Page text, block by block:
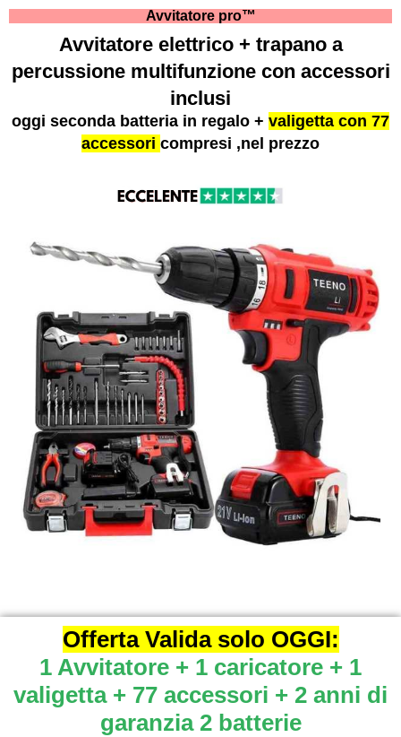
Avvitatore pro™
Avvitatore elettrico + trapano a
percussione multifunzione con accessori
inclusi
oggi seconda batteria in regalo + valigetta con 77
accessori compresi ,nel prezzo
Offerta Valida solo OGGI:
1 Avvitatore + 1 caricatore + 1
valigetta + 77 accessori + 2 anni di
garanzia 2 batterie